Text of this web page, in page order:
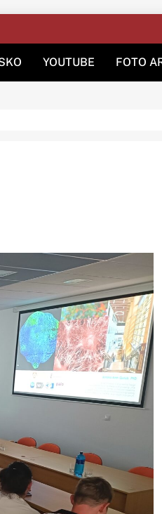
YOUTUBE FOTO